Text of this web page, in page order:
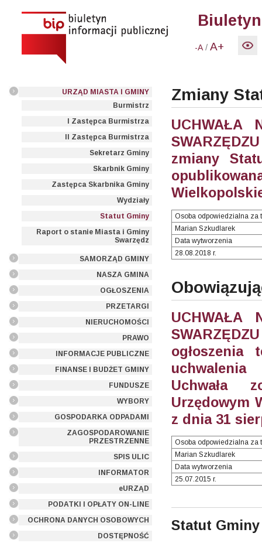
-A /A+
URZĄD MIASTA I GMINY
Burmistrz
I Zastępca Burmistrza
II Zastępca Burmistrza
Sekretarz Gminy
Skarbnik Gminy
Zastępca Skarbnika Gminy
Wydziały
Statut Gminy
Raport o stanie Miasta i Gminy
Swarzędz
SAMORZĄD GMINY
NASZA GMINA
OGŁOSZENIA
PRZETARGI
NIERUCHOMOŚCI
PRAWO
INFORMACJE PUBLICZNE
FINANSE I BUDŻET GMINY
FUNDUSZE
WYBORY
GOSPODARKA ODPADAMI
ZAGOSPODAROWANIE
PRZESTRZENNE
SPIS ULIC
INFORMATOR
eURZĄD
PODATKI I OPŁATY ON-LINE
OCHRONA DANYCH OSOBOWYCH
DOSTĘPNOŚĆ
Zmiany
UCHWAŁA
zmiany
Osoba odpowiedzialna za
Marian Szkudlarek
Data wytworzenia
28.08.2018 r.
UCHWAŁA
ogłoszenia
Uchwała
Urzędowym
z dnia 31
Osoba odpowiedzialna za
Marian Szkudlarek
Data wytworzenia
25.07.2015 r.
Statut Gminy